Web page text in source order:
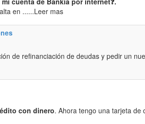
en ......Leer mas
de refinanciación de deudas y pedir un
con dinero. Ahora tengo una tarjeta de